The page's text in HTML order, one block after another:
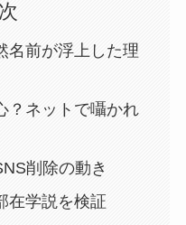
名前が浮上した理
？ネットで囁かれ
削除の動き
在学説を検証